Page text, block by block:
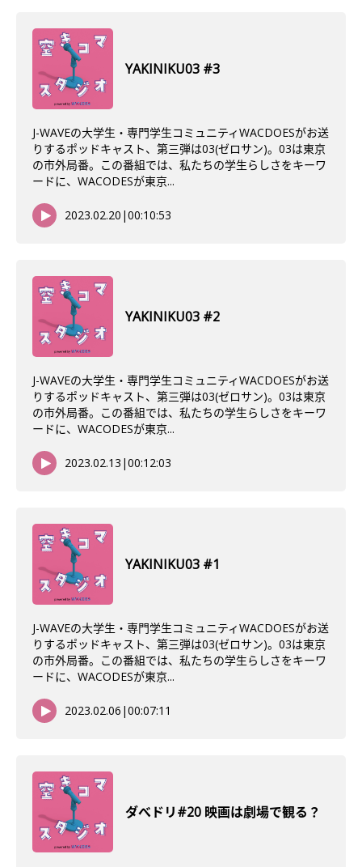
YAKINIKU03 #3
J-WAVEの大学生・専門学生コミュニティWACDOESがお送
りするポッドキャスト、第三弾は03(ゼロサン)。03は東京
の市外局番。この番組では、私たちの学生らしさをキーワ
ードに、WACODESが東京...
2023.02.20 |00:10:53
YAKINIKU03 #2
J-WAVEの大学生・専門学生コミュニティWACDOESがお送
りするポッドキャスト、第三弾は03(ゼロサン)。03は東京
の市外局番。この番組では、私たちの学生らしさをキーワ
ードに、WACODESが東京...
2023.02.13 |00:12:03
YAKINIKU03 #1
J-WAVEの大学生・専門学生コミュニティWACDOESがお送
りするポッドキャスト、第三弾は03(ゼロサン)。03は東京
の市外局番。この番組では、私たちの学生らしさをキーワ
ードに、WACODESが東京...
2023.02.06 |00:07:11
ダべドリ#20 映画は劇場で観る？